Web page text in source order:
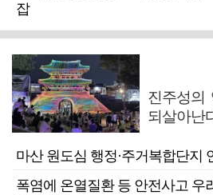
잡
진주성의
되살아난
마산 원도심 행정·주거복합단지
폭염에 온열질환 등 안전사고 우